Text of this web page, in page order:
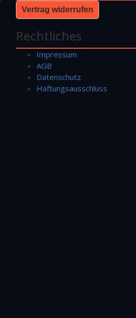
Vertrag widerrufen
Rechtliches
Impressum
AGB
Datenschutz
Haftungsausschluss